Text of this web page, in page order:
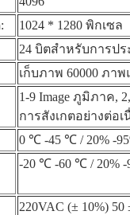
1024 * 1280 พิกเซล
24 บิตสำหรับการป
เก็บภาพ 60000 ภา
1-9 Image ภูมิภาค,
การสังเกตอย่างต่อ
0 ℃ -45 ℃ / 20% -
-20 ℃ -60 ℃ / 20%
220VAC (± 10%) 50